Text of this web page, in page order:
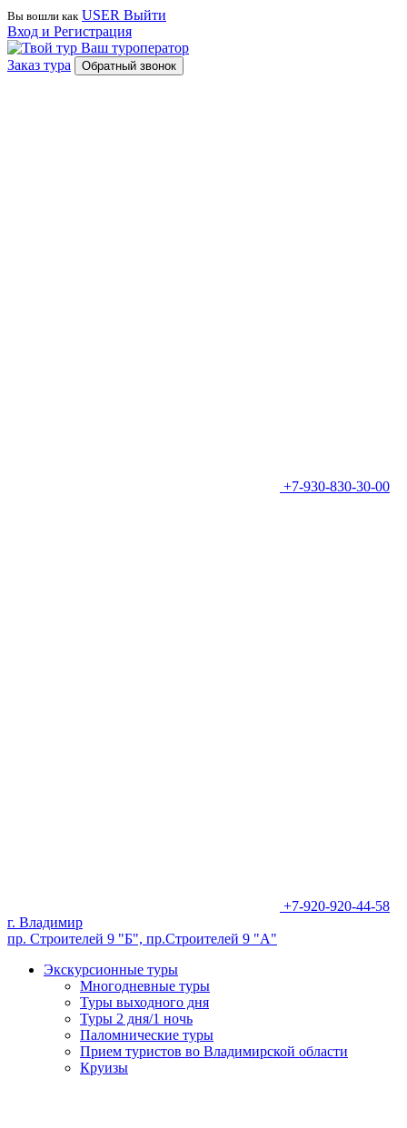
Вы вошли как USER Выйти
Вход и Регистрация
Ваш туроператор
Заказ тура
Обратный звонок
+7-930-830-30-00
+7-920-920-44-58
г. Владимир
пр. Строителей 9 "Б", пр.Строителей 9 "А"
Экскурсионные туры
Многодневные туры
Туры выходного дня
Туры 2 дня/1 ночь
Паломнические туры
Прием туристов во Владимирской области
Круизы